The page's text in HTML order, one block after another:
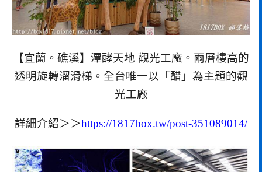
【宜蘭。礁溪】潭酵天地 觀光工廠。兩層樓高的
透明旋轉溜滑梯。全台唯一以「醋」為主題的觀
光工廠
詳細介紹＞＞https://1817box.tw/post-351089014/